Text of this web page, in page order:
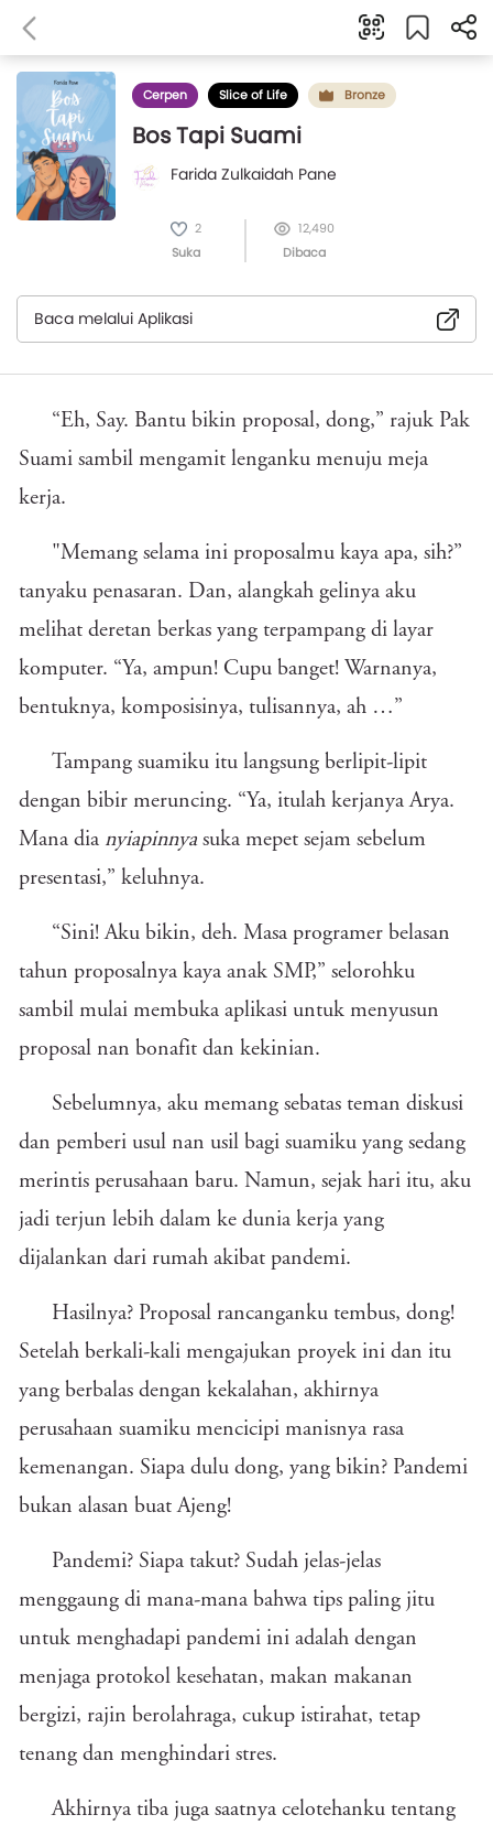
Cerpen Slice of Life Bronze
Bos Tapi Suami
Farida Zulkaidah Pane
2
Suka
12,490
Dibaca
Baca melalui Aplikasi
“Eh, Say. Bantu bikin proposal, dong,” rajuk Pak
Suami sambil mengamit lenganku menuju meja
kerja.
"Memang selama ini proposalmu kaya apa, sih?”
tanyaku penasaran. Dan, alangkah gelinya aku
melihat deretan berkas yang terpampang di layar
komputer. “Ya, ampun! Cupu banget! Warnanya,
bentuknya, komposisinya, tulisannya, ah …”
Tampang suamiku itu langsung berlipit-lipit
dengan bibir meruncing. “Ya, itulah kerjanya Arya.
Mana dia nyiapinnyasuka mepet sejam sebelum
presentasi,” keluhnya.
“Sini! Aku bikin, deh. Masa programer belasan
tahun proposalnya kaya anak SMP,” selorohku
sambil mulai membuka aplikasi untuk menyusun
proposal nan bonafit dan kekinian.
Sebelumnya, aku memang sebatas teman diskusi
dan pemberi usul nan usil bagi suamiku yang sedang
merintis perusahaan baru. Namun, sejak hari itu, aku
jadi terjun lebih dalam ke dunia kerja yang
dijalankan dari rumah akibat pandemi.
Hasilnya? Proposal rancanganku tembus, dong!
Setelah berkali-kali mengajukan proyek ini dan itu
yang berbalas dengan kekalahan, akhirnya
perusahaan suamiku mencicipi manisnya rasa
kemenangan. Siapa dulu dong, yang bikin? Pandemi
bukan alasan buat Ajeng!
Pandemi? Siapa takut? Sudah jelas-jelas
menggaung di mana-mana bahwa tips paling jitu
untuk menghadapi pandemi ini adalah dengan
menjaga protokol kesehatan, makan makanan
bergizi, rajin berolahraga, cukup istirahat, tetap
tenang dan menghindari stres.
Akhirnya tiba juga saatnya celotehanku tentang